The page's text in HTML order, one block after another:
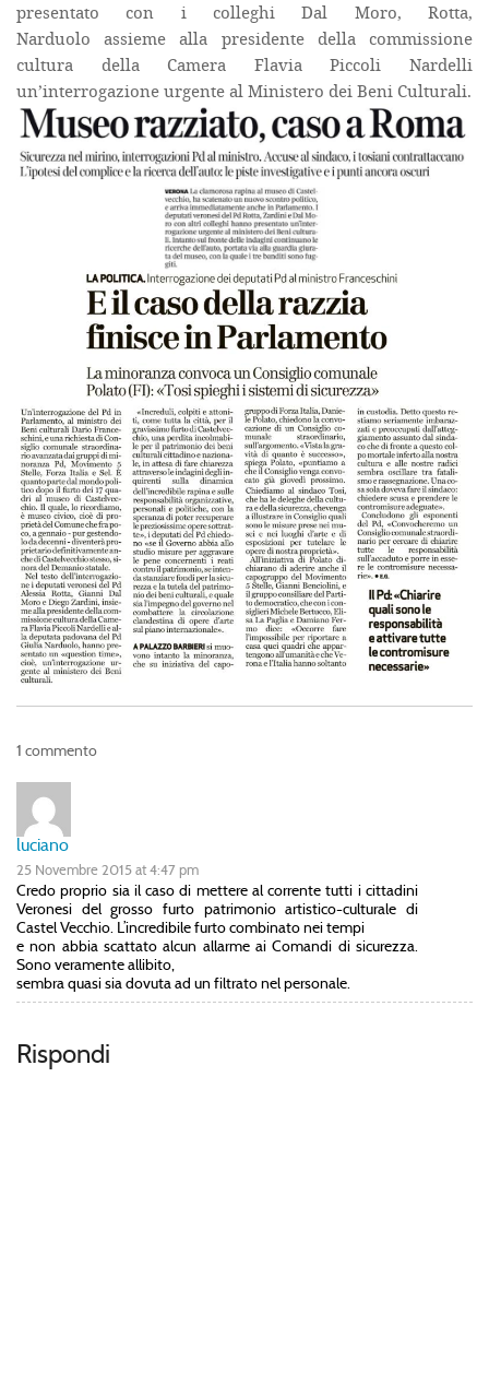
presentato con i colleghi Dal Moro, Rotta,
Narduolo assieme alla presidente della commissione
cultura della Camera Flavia Piccoli Nardelli
un’interrogazione urgente al Ministero dei Beni Culturali.
1 commento
luciano
25 Novembre 2015 at 4:47 pm
Credo proprio sia il caso di mettere al corrente tutti i cittadini
Veronesi del grosso furto patrimonio artistico-culturale di
Castel Vecchio. L’incredibile furto combinato nei tempi
e non abbia scattato alcun allarme ai Comandi di sicurezza.
Sono veramente allibito,
sembra quasi sia dovuta ad un filtrato nel personale.
Rispondi